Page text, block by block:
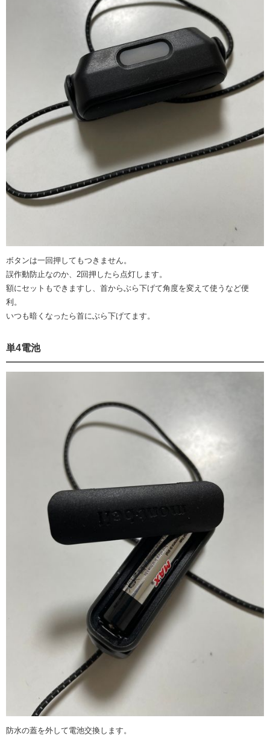
ボタンは一回押してもつきません。
誤作動防止なのか、2回押したら点灯します。
額にセットもできますし、首からぶら下げて角度を変えて使うなど便
利。
いつも暗くなったら首にぶら下げてます。
単4電池
防水の蓋を外して電池交換します。